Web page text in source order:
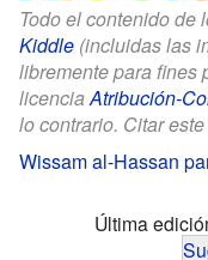
Todo el contenido de
Kiddle (incluidas las
libremente para fines
licenciaAtribución-
lo contrario. Citar
Wissam al-Hassan
Última